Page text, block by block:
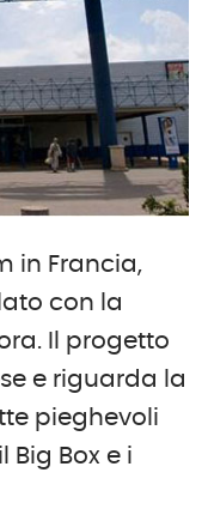
in Francia,
con la
Il progetto
e riguarda la
pieghevoli
Big Box e i